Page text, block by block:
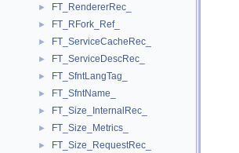
► FT_RendererRec_
► FT_RFork_Ref_
► FT_ServiceCacheRec_
► FT_ServiceDescRec_
► FT_SfntLangTag_
► FT_SfntName_
► FT_Size_InternalRec_
► FT_Size_Metrics_
► FT_Size_RequestRec_